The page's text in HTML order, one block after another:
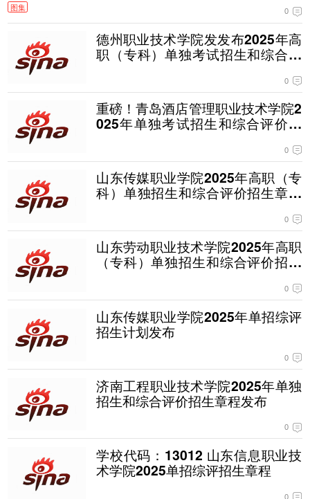
图集 0
德州职业技术学院发发布2025年高
职（专科）单独考试招生和综合评
0
重磅！青岛酒店管理职业技术学院2
025年单独考试招生和综合评价招
0
山东传媒职业学院2025年高职（专
科）单独招生和综合评价招生章程
0
山东劳动职业技术学院2025年高职
（专科）单独招生和综合评价招生
0
山东传媒职业学院2025年单招综评
招生计划发布
0
济南工程职业技术学院2025年单独
招生和综合评价招生章程发布
0
学校代码：13012 山东信息职业技
术学院2025单招综评招生章程
0